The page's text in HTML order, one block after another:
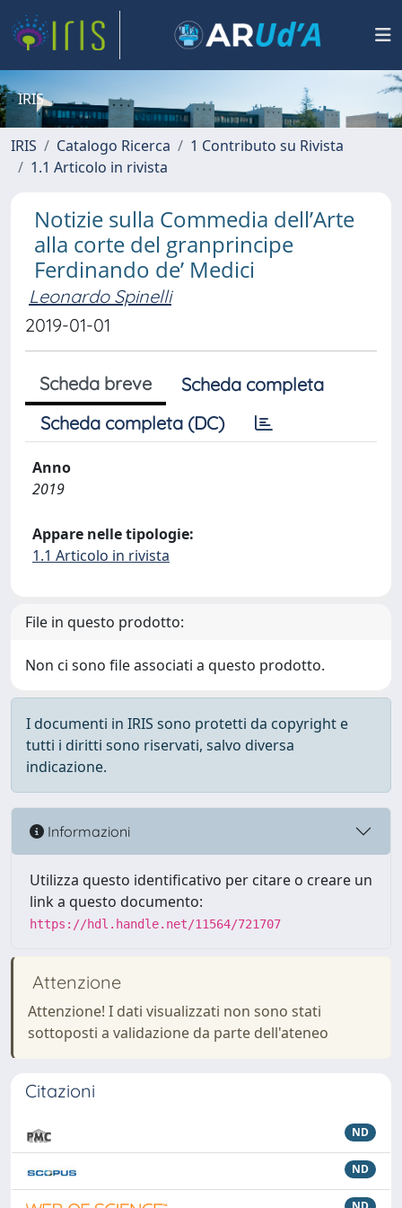
IRIS
IRIS Catalogo Ricerca
1 Contributo su Rivista
1.1 Articolo in rivista
Notizie sulla Commedia dell’Arte
alla corte del granprincipe
Ferdinando de’ Medici
Leonardo Spinelli
2019-01-01
Scheda breve
Scheda completa
Scheda completa (DC)
Anno
2019
Appare nelle tipologie:
1.1 Articolo in rivista
File in questo prodotto:
Non ci sono file associati a questo prodotto.
I documenti in IRIS sono protetti da copyright e
tutti i diritti sono riservati, salvo diversa
indicazione.
Informazioni
Utilizza questo identificativo per citare o creare un
link a questo documento:
https://hdl.handle.net/11564/721707
Attenzione
Attenzione! I dati visualizzati non sono stati
sottoposti a validazione da parte dell'ateneo
Citazioni
ND
ND